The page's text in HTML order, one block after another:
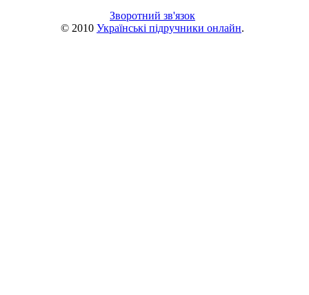
Зворотний зв'язок
© 2010 Українські підручники онлайн.